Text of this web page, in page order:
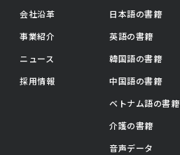
会社沿革
事業紹介
ニュース
採用情報
日本語の書籍
英語の書籍
韓国語の書籍
中国語の書籍
ベトナム語の書籍
介護の書籍
音声データ